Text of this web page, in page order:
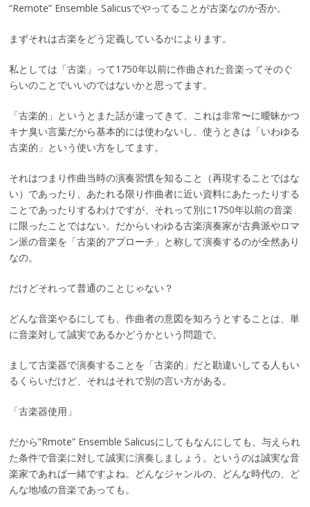
“Remote” Ensemble Salicusでやってることが古楽なのか否か。
まずそれは古楽をどう定義しているかによります。
私としては「古楽」って1750年以前に作曲された音楽ってそのぐ
らいのことでいいのではないかと思ってます。
「古楽的」というとまた話が違ってきて、これは非常〜に曖昧かつ
キナ臭い言葉だから基本的には使わないし、使うときは「いわゆる
古楽的」という使い方をしてます。
それはつまり作曲当時の演奏習慣を知ること（再現することではな
い）であったり、あたれる限り作曲者に近い資料にあたったりする
ことであったりするわけですが、それって別に1750年以前の音楽
に限ったことではない。だからいわゆる古楽演奏家が古典派やロマ
ン派の音楽を「古楽的アプローチ」と称して演奏するのが全然あり
なの。
だけどそれって普通のことじゃない？
どんな音楽やるにしても、作曲者の意図を知ろうとすることは、単
に音楽対して誠実であるかどうかという問題で。
まして古楽器で演奏することを「古楽的」だと勘違いしてる人もい
るくらいだけど、それはそれで別の言い方がある。
「古楽器使用」
だから”Rmote” Ensemble Salicusにしてもなんにしても、与えられ
た条件で音楽に対して誠実に演奏しましょう。というのは誠実な音
楽家であれば一緒ですよね。どんなジャンルの、どんな時代の、ど
んな地域の音楽であっても。